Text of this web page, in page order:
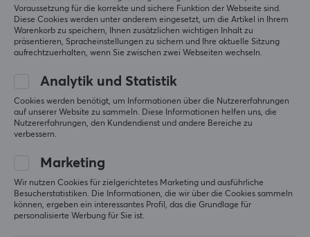
Mehr aus unserer
Community
Voraussetzung für die korrekte und sichere Funktion der Webseite sind.
Diese Cookies werden unter anderem eingesetzt, um die Artikel in Ihrem
Warenkorb zu speichern, Ihnen zusätzlichen wichtigen Inhalt zu
präsentieren, Spracheinstellungen zu sichern und Ihre aktuelle Sitzung
aufrechtzuerhalten, wenn Sie zwischen zwei Webseiten wechseln.
Analytik und Statistik
Cookies werden benötigt, um Informationen über die Nutzererfahrungen
auf unserer Website zu sammeln. Diese Informationen helfen uns, die
Nutzererfahrungen, den Kundendienst und andere Bereiche zu
verbessern.
Marketing
Wir nutzen Cookies für zielgerichtetes Marketing und ausführliche
Besucherstatistiken. Die Informationen, die wir über die Cookies sammeln
können, ergeben ein interessantes Profil, das die Grundlage für
personalisierte Werbung für Sie ist.